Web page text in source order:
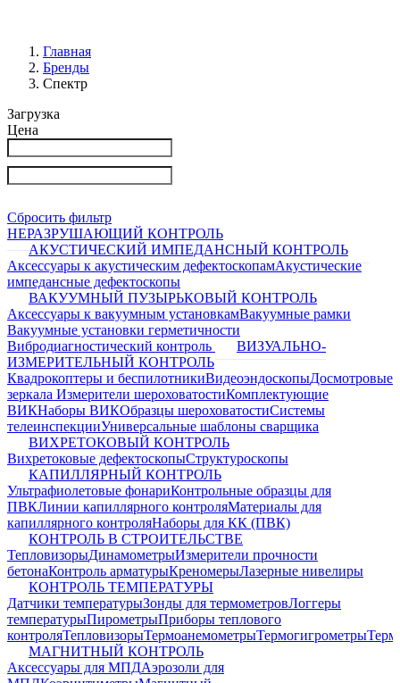
Главная
Бренды
Спектр
Загрузка
Цена
Сбросить фильтр
НЕРАЗРУШАЮЩИЙ КОНТРОЛЬ
АКУСТИЧЕСКИЙ ИМПЕДАНСНЫЙ КОНТРОЛЬ
Аксессуары к акустическим дефектоскопамАкустические
импедансные дефектоскопы
ВАКУУМНЫЙ ПУЗЫРЬКОВЫЙ КОНТРОЛЬ
Аксессуары к вакуумным установкамВакуумные рамки
Вакуумные установки герметичности
Вибродиагностический контроль
ВИЗУАЛЬНО-
ИЗМЕРИТЕЛЬНЫЙ КОНТРОЛЬ
Квадрокоптеры и беспилотникиВидеоэндоскопыДосмотровые
зеркала Измерители шероховатостиКомплектующие
ВИКНаборы ВИКОбразцы шероховатостиСистемы
телеинспекцииУниверсальные шаблоны сварщика
ВИХРЕТОКОВЫЙ КОНТРОЛЬ
Вихретоковые дефектоскопыСтруктуроскопы
КАПИЛЛЯРНЫЙ КОНТРОЛЬ
Ультрафиолетовые фонариКонтрольные образцы для
ПВКЛинии капиллярного контроляМатериалы для
капиллярного контроляНаборы для КК (ПВК)
КОНТРОЛЬ В СТРОИТЕЛЬСТВЕ
ТепловизорыДинамометрыИзмерители прочности
бетонаКонтроль арматурыКреномерыЛазерные нивелиры
КОНТРОЛЬ ТЕМПЕРАТУРЫ
Датчики температурыЗонды для термометровЛоггеры
температурыПирометрыПриборы теплового
контроляТепловизорыТермоанемометрыТермогигрометры
МАГНИТНЫЙ КОНТРОЛЬ
Аксессуары для МПДАэрозоли для